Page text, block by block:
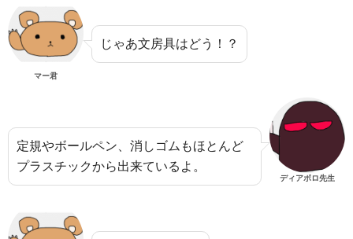
マー君
じゃあ文房具はどう！？
定規やボールペン、消しゴムもほとんど
プラスチックから出来ているよ。
ディアボロ先生